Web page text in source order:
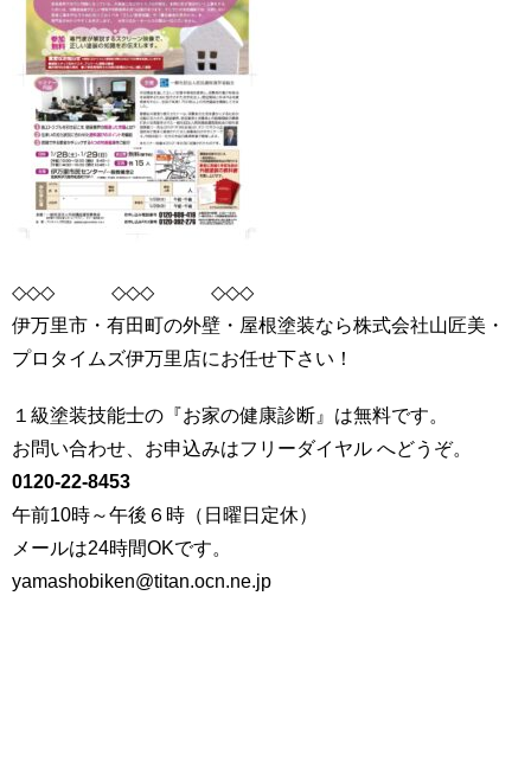
◇◇◇ ◇◇◇ ◇◇◇
伊万里市・有田町の外壁・屋根塗装なら株式会社山匠美・
プロタイムズ伊万里店にお任せ下さい！
１級塗装技能士の『お家の健康診断』は無料です。
お問い合わせ、お申込みはフリーダイヤル へどうぞ。
0120-22-8453
午前10時～午後６時（日曜日定休）
メールは24時間OKです。
yamashobiken@titan.ocn.ne.jp